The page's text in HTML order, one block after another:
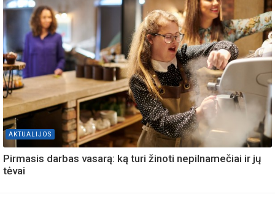
AKTUALIJOS
Pirmasis darbas vasarą: ką turi žinoti nepilnamečiai ir jų
tėvai